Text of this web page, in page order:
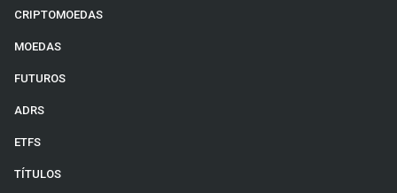
CRIPTOMOEDAS
MOEDAS
FUTUROS
ADRS
ETFS
TÍTULOS